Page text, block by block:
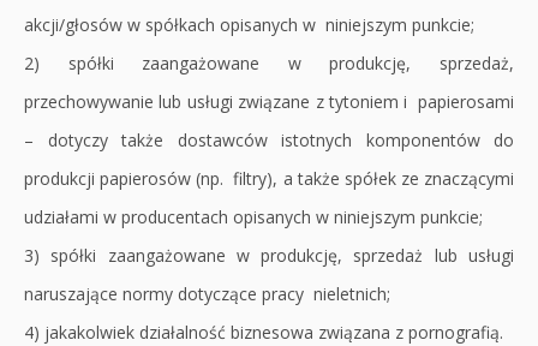
akcji/głosów w spółkach opisanych w niniejszym punkcie;
2) spółki zaangażowane w produkcję, sprzedaż,
przechowywanie lub usługi związane z tytoniem i papierosami
– dotyczy także dostawców istotnych komponentów do
produkcji papierosów (np. filtry), a także spółek ze znaczącymi
udziałami w producentach opisanych w niniejszym punkcie;
3) spółki zaangażowane w produkcję, sprzedaż lub usługi
naruszające normy dotyczące pracy nieletnich;
4) jakakolwiek działalność biznesowa związana z pornografią.